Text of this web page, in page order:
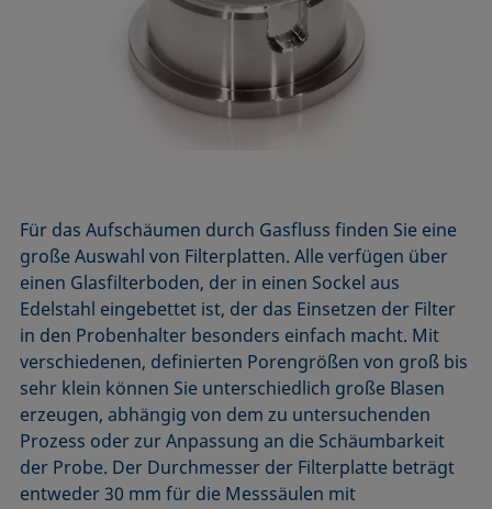
Für das Aufschäumen durch Gasfluss finden Sie eine
große Auswahl von Filterplatten. Alle verfügen über
einen Glasfilterboden, der in einen Sockel aus
Edelstahl eingebettet ist, der das Einsetzen der Filter
in den Probenhalter besonders einfach macht. Mit
verschiedenen, definierten Porengrößen von groß bis
sehr klein können Sie unterschiedlich große Blasen
erzeugen, abhängig von dem zu untersuchenden
Prozess oder zur Anpassung an die Schäumbarkeit
der Probe. Der Durchmesser der Filterplatte beträgt
entweder 30 mm für die Messsäulen mit